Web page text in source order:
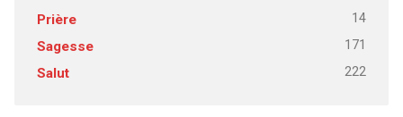
Prière
14
Sagesse 171
Salut 222